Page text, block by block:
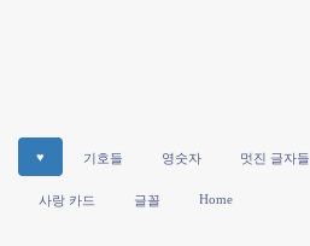
♥ 기호들 영숫자 멋진 글자들
사랑 카드 글꼴 Home